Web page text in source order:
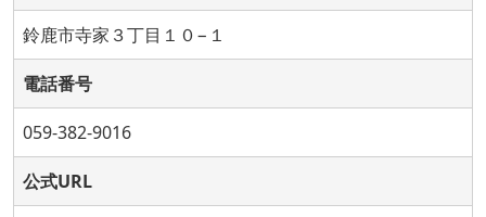
鈴鹿市寺家３丁目１０−１
電話番号
059-382-9016
公式URL